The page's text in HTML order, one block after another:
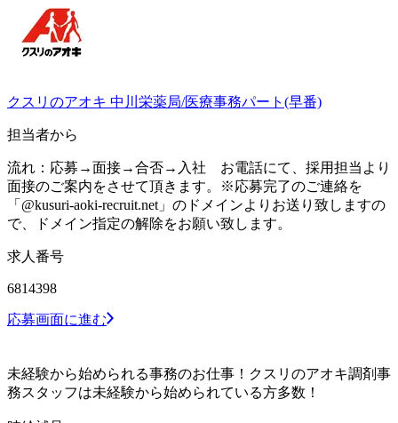
クスリのアオキ 中川栄薬局/医療事務パート(早番)
担当者から
流れ：応募→面接→合否→入社 お電話にて、採用担当より
面接のご案内をさせて頂きます。※応募完了のご連絡を
「@kusuri-aoki-recruit.net」のドメインよりお送り致しますの
で、ドメイン指定の解除をお願い致します。
求人番号
6814398
応募画面に進む
未経験から始められる事務のお仕事！クスリのアオキ調剤事
務スタッフは未経験から始められている方多数！